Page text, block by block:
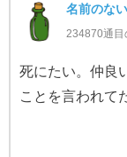
名前のな
234870通目
死にたい。仲良
ことを言われて